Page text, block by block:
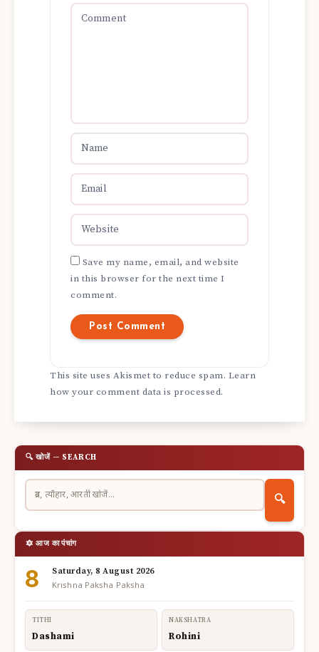
Save my name, email, and website
in this browser for the next time I
comment.
This site uses Akismet to reduce spam. Learn
how your comment data is processed.
🔍 खोजें — SEARCH
🔍
🔯 आज का पंचांग
8 Saturday, 8 August 2026
Krishna Paksha Paksha
TITHI
Dashami
NAKSHATRA
Rohini